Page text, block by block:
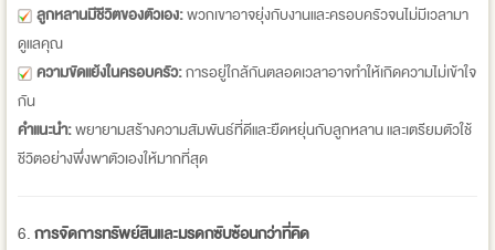
ลูกหลานมีชีวิตของตัวเอง:พวกเขาอาจยุ่งกับงานและครอบครัวจนไม่มีเวลามา
ดูแลคุณ
ความขัดแย้งในครอบครัว:การอยู่ใกล้กันตลอดเวลาอาจทำให้เกิดความไม่เข้าใจ
กัน
คำแนะนำ:พยายามสร้างความสัมพันธ์ที่ดีและยืดหยุ่นกับลูกหลาน และเตรียมตัวใช้
ชีวิตอย่างพึ่งพาตัวเองให้มากที่สุด
6.การจัดการทรัพย์สินและมรดกซับซ้อนกว่าที่คิด